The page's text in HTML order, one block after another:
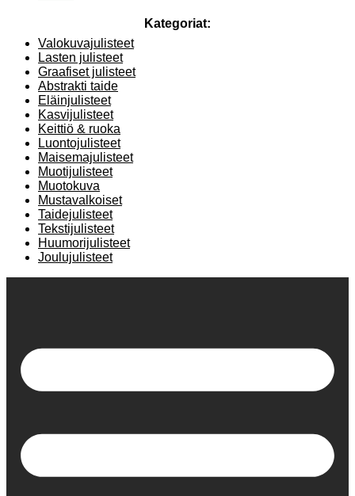
Kategoriat:
Valokuvajulisteet
Lasten julisteet
Graafiset julisteet
Abstrakti taide
Eläinjulisteet
Kasvijulisteet
Keittiö & ruoka
Luontojulisteet
Maisemajulisteet
Muotijulisteet
Muotokuva
Mustavalkoiset
Taidejulisteet
Tekstijulisteet
Huumorijulisteet
Joulujulisteet